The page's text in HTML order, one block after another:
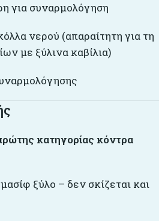
για συναρμολόγηση
νερού (απαραίτητη για τη
με ξύλινα καβίλια)
κατηγορίας κόντρα
ξύλο – δεν σκίζεται και